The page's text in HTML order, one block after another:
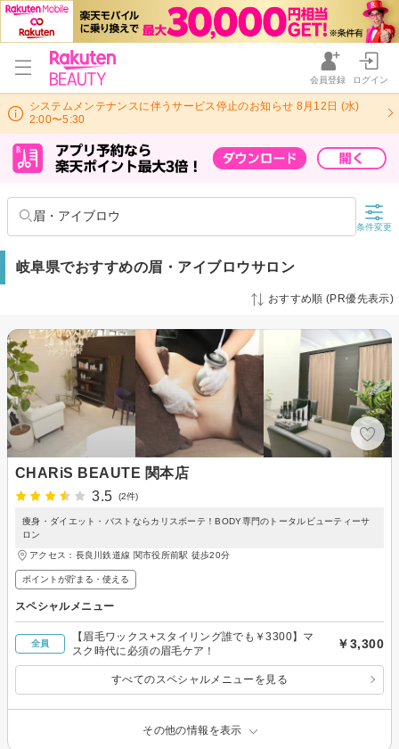
会員登録 ログイン
システムメンテナンスに伴うサービス停止のお知らせ 8月12日 (水)
2:00〜5:30
眉・アイブロウ
条件変更
岐阜県でおすすめの眉・アイブロウサロン
おすすめ順 (PR優先表示)
CHARiS BEAUTE 関本店
3.5
(2件)
痩身・ダイエット・バストならカリスボーテ！BODY専門のトータルビューティーサ
ロン
アクセス：長良川鉄道線 関市役所前駅 徒歩20分
ポイントが貯まる・使える
スペシャルメニュー
全員
【眉毛ワックス+スタイリング誰でも￥3300】マ
スク時代に必須の眉毛ケア！
￥3,300
すべてのスペシャルメニューを見る
その他の情報を表示